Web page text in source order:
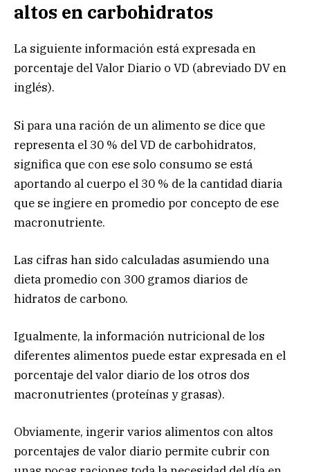
altos en carbohidratos
La siguiente información está expresada en
porcentaje del Valor Diario o VD (abreviado DV en
inglés).
Si para una ración de un alimento se dice que
representa el 30 % del VD de carbohidratos,
significa que con ese solo consumo se está
aportando al cuerpo el 30 % de la cantidad diaria
que se ingiere en promedio por concepto de ese
macronutriente.
Las cifras han sido calculadas asumiendo una
dieta promedio con 300 gramos diarios de
hidratos de carbono.
Igualmente, la información nutricional de los
diferentes alimentos puede estar expresada en el
porcentaje del valor diario de los otros dos
macronutrientes (proteínas y grasas).
Obviamente, ingerir varios alimentos con altos
porcentajes de valor diario permite cubrir con